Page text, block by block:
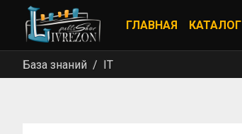
ГЛАВНАЯ КАТАЛОГ
База знаний IT